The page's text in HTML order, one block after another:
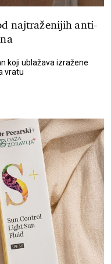
najtraženijih anti-
koji ublažava izražene
vratu